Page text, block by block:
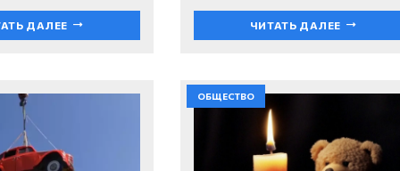
ДАЛЕЕ ЧИТАТЬ ДАЛЕЕ
ОБЩЕСТВО